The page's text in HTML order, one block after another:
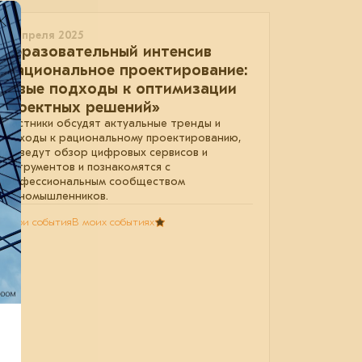
02 апреля 2025
Образовательный интенсив
«Рациональное проектирование:
новые подходы к оптимизации
проектных решений»
Участники обсудят актуальные тренды и
подходы к рациональному проектированию,
проведут обзор цифровых сервисов и
инструментов и познакомятся с
профессиональным сообществом
единомышленников.
В мои событияВ моих событиях